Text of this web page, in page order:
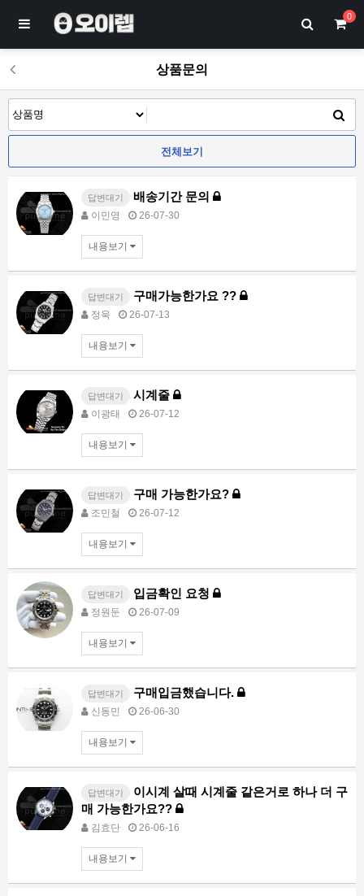
0
상품문의
전체보기
답변대기 배송기간 문의
이민영 26-07-30
내용보기
답변대기 구매가능한가요 ??
정욱 26-07-13
내용보기
답변대기 시계줄
이광태 26-07-12
내용보기
답변대기 구매 가능한가요?
조민철 26-07-12
내용보기
답변대기 입금확인 요청
정원둔 26-07-09
내용보기
답변대기 구매입금했습니다.
신동민 26-06-30
내용보기
답변대기
이시계 살때 시계줄 같은거로 하나 더 구
매 가능한가요??
김효단 26-06-16
내용보기